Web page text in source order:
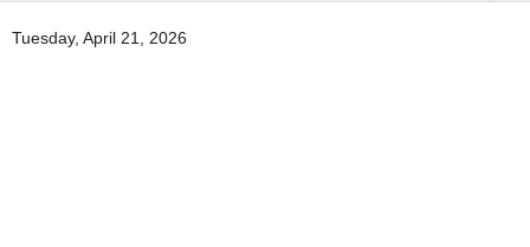
Tuesday, April 21, 2026